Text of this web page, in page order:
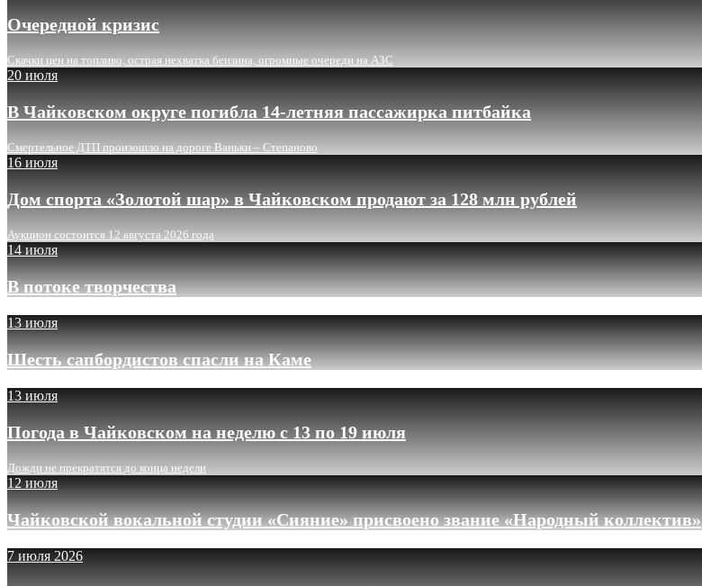
Очередной кризис
Скачки цен на топливо, острая нехватка бензина, огромные очереди на АЗС
20 июля
В Чайковском округе погибла 14-летняя пассажирка питбайка
Смертельное ДТП произошло на дороге Ваньки – Степаново
16 июля
Дом спорта «Золотой шар» в Чайковском продают за 128 млн рублей
Аукцион состоится 12 августа 2026 года
14 июля
В потоке творчества
13 июля
Шесть сапбордистов спасли на Каме
13 июля
Погода в Чайковском на неделю с 13 по 19 июля
Дожди не прекратятся до конца недели
12 июля
Чайковской вокальной студии «Сияние» присвоено звание «Народный коллектив»
7 июля 2026